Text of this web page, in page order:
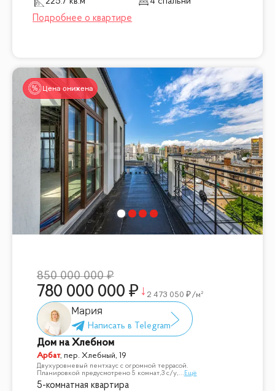
Цена снижена
850 000 000
780 000 000 2 473 050 /м²
Мария
Дом на Хлебном
Арбат, пер. Хлебный, 19
Двухуровневый пентхаус с огромной террасой.
Планировкой предусмотрено 5 комнат,3 с/у,... Ещё
5-комнатная квартира